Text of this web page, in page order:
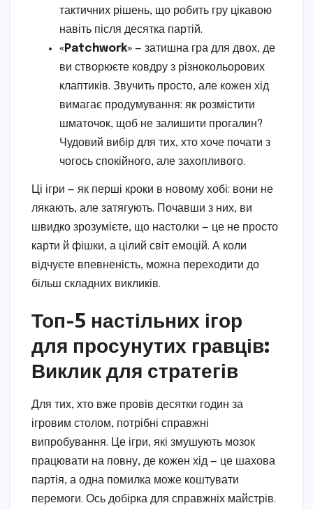
тактичних рішень, що робить гру цікавою
навіть після десятка партій.
«Patchwork» — затишна гра для двох, де
ви створюєте ковдру з різнокольорових
клаптиків. Звучить просто, але кожен хід
вимагає продумування: як розмістити
шматочок, щоб не залишити прогалин?
Чудовий вибір для тих, хто хоче почати з
чогось спокійного, але захопливого.
Ці ігри — як перші кроки в новому хобі: вони не
лякають, але затягують. Почавши з них, ви
швидко зрозумієте, що настолки — це не просто
карти й фішки, а цілий світ емоцій. А коли
відчуєте впевненість, можна переходити до
більш складних викликів.
Топ-5 настільних ігор
для просунутих гравців:
Виклик для стратегів
Для тих, хто вже провів десятки годин за
ігровим столом, потрібні справжні
випробування. Це ігри, які змушують мозок
працювати на повну, де кожен хід — це шахова
партія, а одна помилка може коштувати
перемоги. Ось добірка для справжніх майстрів.